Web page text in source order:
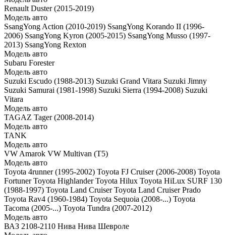
Renault Duster (2015-2019)
Модель авто
SsangYong Action (2010-2019) SsangYong Korando II (1996-
2006) SsangYong Kyron (2005-2015) SsangYong Musso (1997-
2013) SsangYong Rexton
Модель авто
Subaru Forester
Модель авто
Suzuki Escudo (1988-2013) Suzuki Grand Vitara Suzuki Jimny
Suzuki Samurai (1981-1998) Suzuki Sierra (1994-2008) Suzuki
Vitara
Модель авто
TAGAZ Tager (2008-2014)
Модель авто
TANK
Модель авто
VW Amarok VW Multivan (T5)
Модель авто
Toyota 4runner (1995-2002) Toyota FJ Cruiser (2006-2008) Toyota
Fortuner Toyota Highlander Toyota Hilux Toyota HiLux SURF 130
(1988-1997) Toyota Land Cruiser Toyota Land Cruiser Prado
Toyota Rav4 (1960-1984) Toyota Sequoia (2008-...) Toyota
Tacoma (2005-...) Toyota Tundra (2007-2012)
Модель авто
ВАЗ 2108-2110 Нива Нива Шевроле